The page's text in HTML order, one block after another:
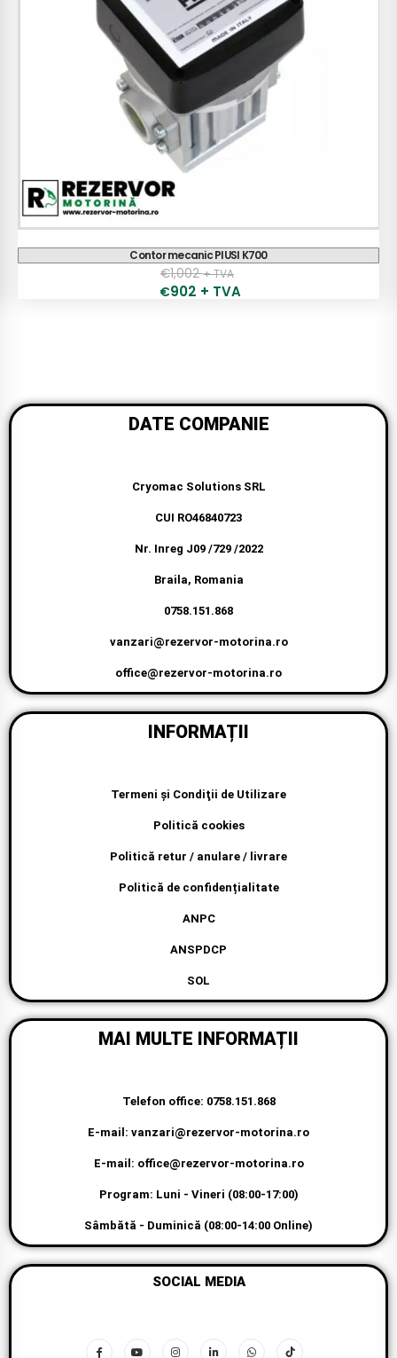
Pompa Manuala PIUSI
€150 + TVA
€132 + TVA
DATE COMPANIE
Cryomac Solutions SRL
CUI RO46840723
Nr. Inreg J09 /729 /2022
Braila, Romania
0758.151.868
vanzari@rezervor-motorina.ro
office@rezervor-motorina.ro
INFORMAȚII
Termeni şi Condiţii de Utilizare
Politică cookies
Politică retur / anulare / livrare
Politică de confidențialitate
ANPC
ANSPDCP
SOL
MAI MULTE INFORMAȚII
Telefon office: 0758.151.868
E-mail: vanzari@rezervor-motorina.ro
E-mail: office@rezervor-motorina.ro
Program: Luni - Vineri (08:00-17:00)
Sâmbătă - Duminică (08:00-14:00 Online)
SOCIAL MEDIA